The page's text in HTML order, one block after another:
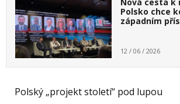
Nová cesta k
Polsko chce
západním
12 / 06 / 2026
Polský „projekt století“ pod lupou